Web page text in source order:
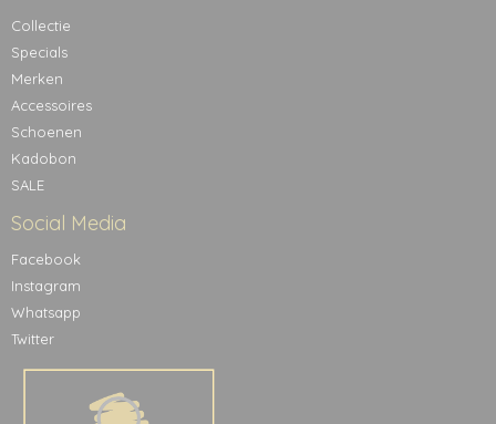
Collectie
Specials
Merken
Accessoires
Schoenen
Kadobon
SALE
Social Media
Facebook
Instagram
Whatsapp
Twitter